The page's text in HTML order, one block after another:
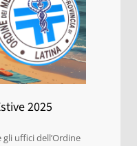
2025
uffici dell’Ordine